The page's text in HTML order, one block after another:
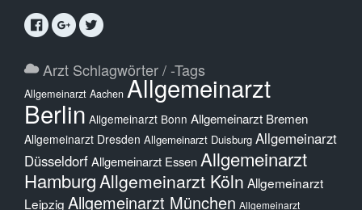
Arzt Schlagwörter / -Tags
Allgemeinarzt Aachen Allgemeinarzt
Berlin Allgemeinarzt Bonn Allgemeinarzt Bremen
Allgemeinarzt Dresden Allgemeinarzt Duisburg Allgemeinarzt
DüsseldorfAllgemeinarzt Essen Allgemeinarzt
HamburgAllgemeinarzt Köln Allgemeinarzt
Leipzig Allgemeinarzt München Allgemeinarzt